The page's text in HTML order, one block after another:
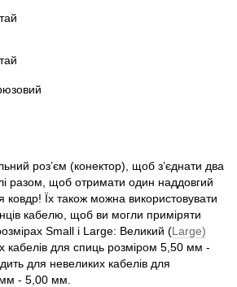
роз’єм (конектор), щоб з’єднати два
разом, щоб отримати один наддовгий
ковдр! Їх також можна використовувати
кабелю, щоб ви могли приміряти
Small і Large: Великий (Large)
кабелів для спиць розміром 5,50 мм -
для невеликих кабелів для
- 5,00 мм.